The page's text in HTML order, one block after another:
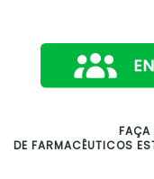
FAÇA
DE FARMACÊUTICOS